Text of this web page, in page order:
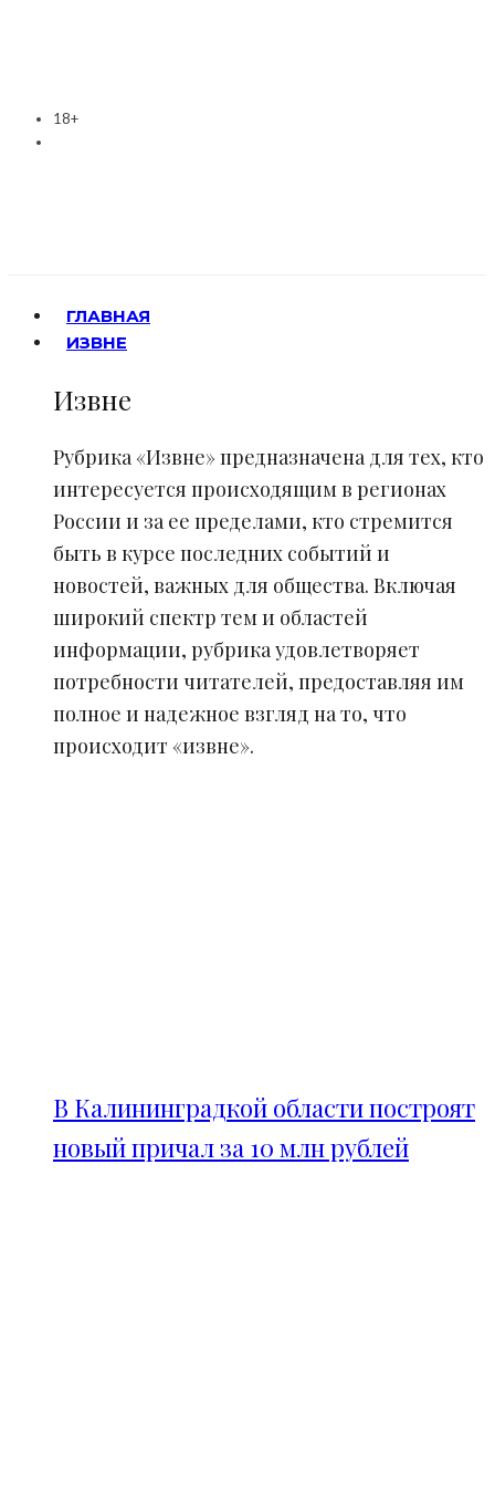
18+
ГЛАВНАЯ
ИЗВНЕ
Извне
Рубрика «Извне» предназначена для тех, кто
интересуется происходящим в регионах
России и за ее пределами, кто стремится
быть в курсе последних событий и
новостей, важных для общества. Включая
широкий спектр тем и областей
информации, рубрика удовлетворяет
потребности читателей, предоставляя им
полное и надежное взгляд на то, что
происходит «извне».
В Калининградкой области построят
новый причал за 10 млн рублей